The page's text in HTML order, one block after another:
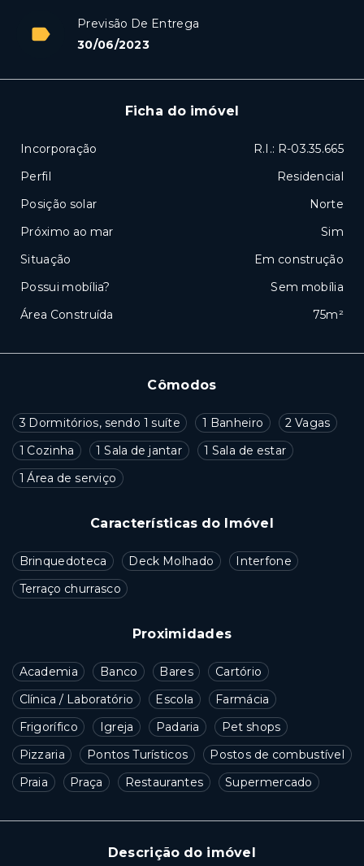
Previsão De Entrega
30/06/2023
Cômodos
3 Dormitórios, sendo 1 suíte 1 Banheiro
2 Vagas
1 Cozinha
1 Sala de jantar
1 Sala de estar
1 Área de serviço
Características do Imóvel
Brinquedoteca Deck Molhado
Interfone
Terraço churrasco
Proximidades
Academia Banco Bares
Cartório
Clínica / Laboratório
Escola
Farmácia
Frigorífico
Igreja Padaria
Pet shops
Pizzaria
Pontos Turísticos
Postos de combustível
Praia
Praça Restaurantes Supermercado
Descrição do imóvel
Ficha do imóvel
Incorporação
R.I.: R-03.35.665
Perfil
Residencial
Posição solar
Norte
Próximo ao mar
Sim
Situação
Em construção
Possui mobília?
Sem mobília
Área Construída
75m²